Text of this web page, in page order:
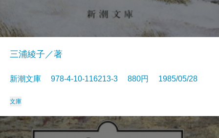
三浦綾子／著
新潮文庫 978-4-10-116213-3 880円 1985/05/28
文庫